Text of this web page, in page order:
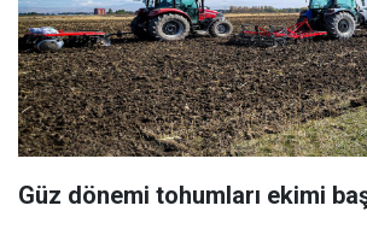
Güz dönemi tohumları ekimi